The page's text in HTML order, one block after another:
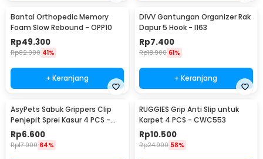
Bantal Orthopedic Memory
Foam Slow Rebound - OPP10
Rp49.300
Rp82.900 41%
+ Keranjang
DIVV Gantungan Organizer Rak
Dapur 5 Hook - I163
Rp7.400
Rp18.900 61%
+ Keranjang
AsyPets Sabuk Grippers Clip
Penjepit Sprei Kasur 4 PCS -
PJP4
Rp6.600
Rp17.900 64%
RUGGIES Grip Anti Slip untuk
Karpet 4 PCS - CWC553
Rp10.500
Rp24.900 58%